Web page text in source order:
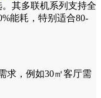
其多联机系列支持全
能耗，特别适合80-
，例如30㎡客厅需